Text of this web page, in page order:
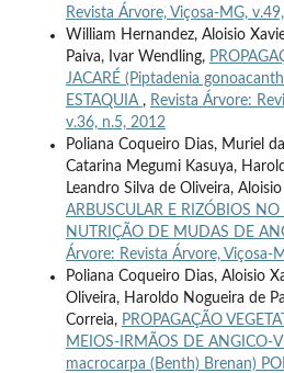
Revista Árvore, Viçosa-MG,
William Hernandez, Aloisio
Paiva, Ivar Wendling,
JACARÉ (Piptadenia
ESTAQUIA , Revista Árvore:
v.36, n.5, 2012
Poliana Coqueiro Dias, Muriel
Catarina Megumi Kasuya,
Leandro Silva de Oliveira,
ARBUSCULAR E RIZÓBIOS
NUTRIÇÃO DE MUDAS DE
Árvore: Revista Árvore, Viçosa-
Poliana Coqueiro Dias, Aloisio
Oliveira, Haroldo Nogueira de
Correia, PROPAGAÇÃO
MEIOS-IRMÃOS DE ANGICO-
macrocarpa (Benth) Brenan)